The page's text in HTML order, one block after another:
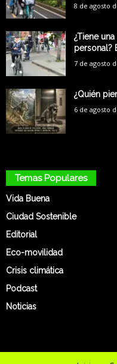
8 de agosto
¿Tiene
personal?
7 de agosto
¿Quién
6 de agosto
Temas Populares
Vida Buena
Ciudad Sostenible
Editorial
Eco-movilidad
Crisis climática
Podcast
Noticias